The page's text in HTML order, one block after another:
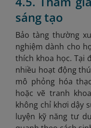
sáng tạo
Bảo tàng thường
nghiệm dành cho
thích khoa học. Tại
nhiều hoạt động
mô phỏng hóa
hoặc vẽ tranh
không chỉ khơi dậy
luyện kỹ năng tư